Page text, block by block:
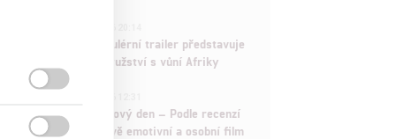
Děti krve a kostí: Regulérní trailer představuje
akční fantasy dobrodružství s vůní Afriky
Spider-Man: Zbrusu nový den – Podle recenzí
máme čekat překvapivě emotivní a osobní film